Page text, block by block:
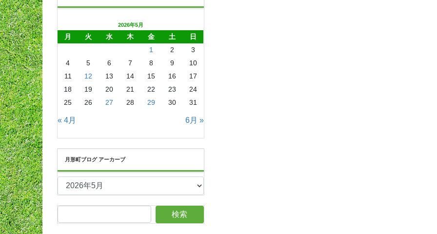
2026年5月
月 火 水 木 金 土
日
1
2
3
4
5 6 7 8 9
10
11
12 13 14 15 16
17
18
19 20 21 22 23
24
25
26 27 28 29 30 31
« 4月 6月 »
月形町ブログ アーカーブ
月
ロ